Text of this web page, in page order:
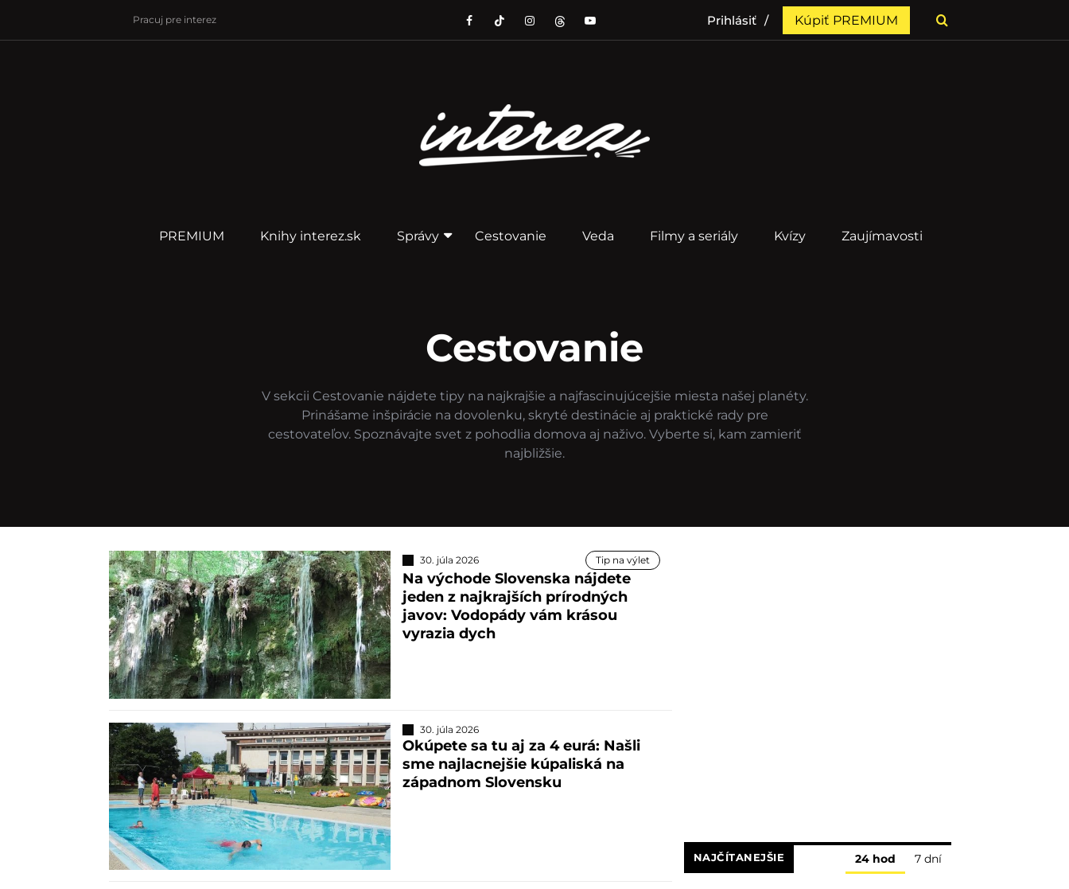
Pracuj pre interez Prihlásiť Kúpiť PREMIUM
PREMIUM Knihy interez.sk Správy Cestovanie Veda Filmy a seriály Kvízy Zaujímavosti
Cestovanie
V sekcii Cestovanie nájdete tipy na najkrajšie a najfascinujúcejšie miesta našej planéty.
Prinášame inšpirácie na dovolenku, skryté destinácie aj praktické rady pre
cestovateľov. Spoznávajte svet z pohodlia domova aj naživo. Vyberte si, kam zamieriť
najbližšie.
30. júla 2026 Tip na výlet
Na východe Slovenska nájdete
jeden z najkrajších prírodných
javov: Vodopády vám krásou
vyrazia dych
30. júla 2026
Okúpete sa tu aj za 4 eurá: Našli
sme najlacnejšie kúpaliská na
západnom Slovensku
NAJČÍTANEJŠIE 24 hod 7 dní